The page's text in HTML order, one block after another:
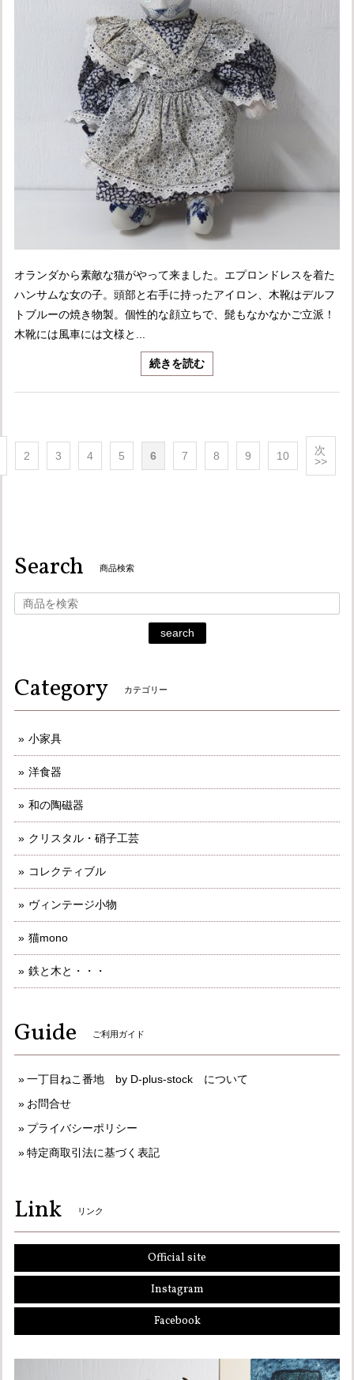
オランダから素敵な猫がやって来ました。エプロンドレスを着た
ハンサムな女の子。頭部と右手に持ったアイロン、木靴はデルフ
トブルーの焼き物製。個性的な顔立ちで、髭もなかなかご立派！
木靴には風車には文様と...
続きを読む
2 3 4 5 6 7 8 9 10
次
>>
Search 商品検索
search
Category カテゴリー
小家具
洋食器
和の陶磁器
クリスタル・硝子工芸
コレクティブル
ヴィンテージ小物
猫mono
鉄と木と・・・
Guide ご利用ガイド
一丁目ねこ番地 by D-plus-stock について
お問合せ
プライバシーポリシー
特定商取引法に基づく表記
Link リンク
Official site
Instagram
Facebook